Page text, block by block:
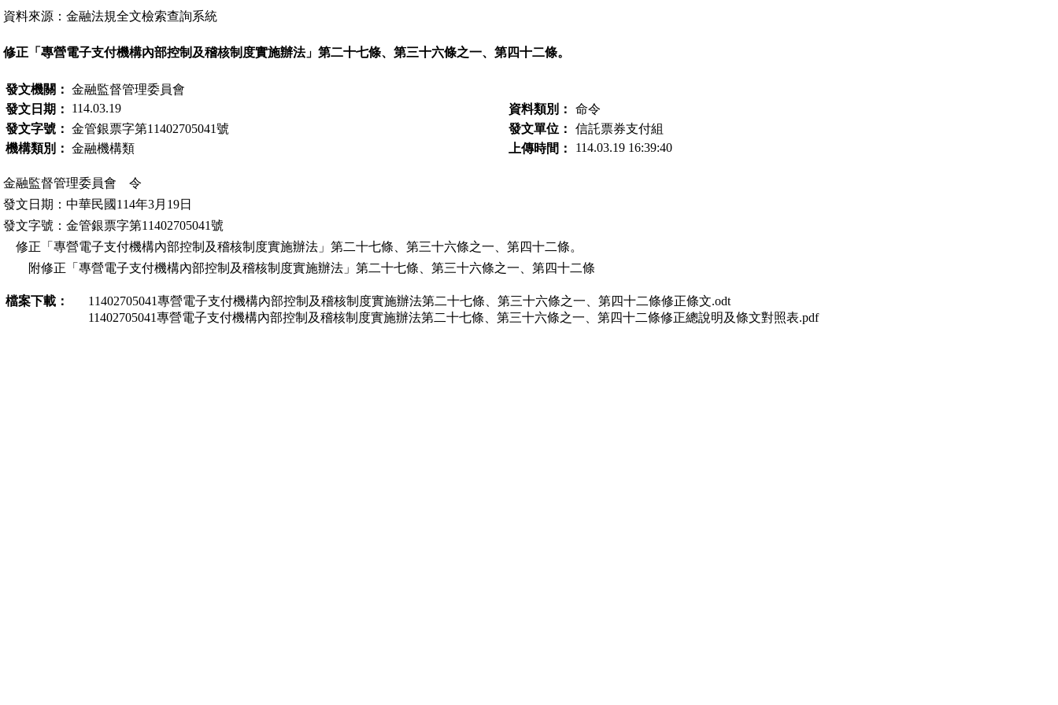
資料來源：金融法規全文檢索查詢系統
修正「專營電子支付機構內部控制及稽核制度實施辦法」第二十七條、第三十六條之一、第四十二條。
發文機關： 金融監督管理委員會
發文日期：
114.03.19 資料類別：
命令
發文字號： 金管銀票字第11402705041號 發文單位：
信託票券支付組
機構類別： 金融機構類 上傳時間： 114.03.19 16:39:40
金融監督管理委員會 令
發文日期：中華民國114年3月19日
發文字號：金管銀票字第11402705041號
修正「專營電子支付機構內部控制及稽核制度實施辦法」第二十七條、第三十六條之一、第四十二條。
附修正「專營電子支付機構內部控制及稽核制度實施辦法」第二十七條、第三十六條之一、第四十二條
檔案下載：
11402705041專營電子支付機構內部控制及稽核制度實施辦法第二十七條、第三十六條之一、第四十二條修正條文.odt
11402705041專營電子支付機構內部控制及稽核制度實施辦法第二十七條、第三十六條之一、第四十二條修正總說明及條文對照表.pdf